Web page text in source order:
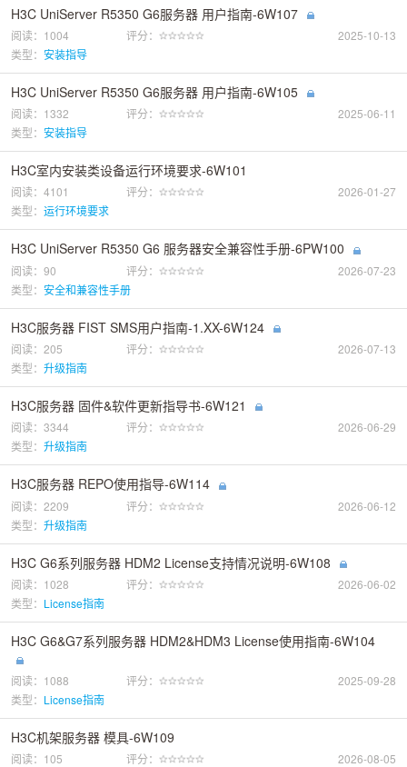
H3C UniServer R5350 G6服务器 用户指南-6W107
阅读：1004 评分：
2025-10-13
类型： 安装指导
H3C UniServer R5350 G6服务器 用户指南-6W105
阅读：1332 评分：
2025-06-11
类型： 安装指导
H3C室内安装类设备运行环境要求-6W101
阅读：4101 评分：
2026-01-27
类型： 运行环境要求
H3C UniServer R5350 G6 服务器安全兼容性手册-6PW100
阅读：90 评分：
2026-07-23
类型： 安全和兼容性手册
H3C服务器 FIST SMS用户指南-1.XX-6W124
阅读：205 评分：
2026-07-13
类型： 升级指南
H3C服务器 固件&软件更新指导书-6W121
阅读：3344 评分：
2026-06-29
类型： 升级指南
H3C服务器 REPO使用指导-6W114
阅读：2209 评分：
2026-06-12
类型： 升级指南
H3C G6系列服务器 HDM2 License支持情况说明-6W108
阅读：1028 评分：
2026-06-02
类型： License指南
H3C G6&G7系列服务器 HDM2&HDM3 License使用指南-6W104
阅读：1088 评分：
2025-09-28
类型： License指南
H3C机架服务器 模具-6W109
阅读：105 评分： 2026-08-05